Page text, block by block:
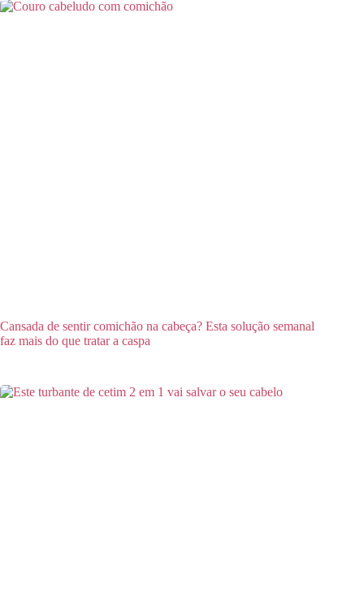
Cansada de sentir comichão na cabeça? Esta solução semanal
faz mais do que tratar a caspa